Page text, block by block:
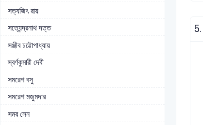
সত্যজিৎ রায়
সত্যেন্দ্রনাথ দত্ত
সঞ্জীব চট্টোপাধ্যায়
স্বর্ণকুমারী দেবী
সমরেশ বসু
সমরেশ মজুমদার
সমর সেন
5.